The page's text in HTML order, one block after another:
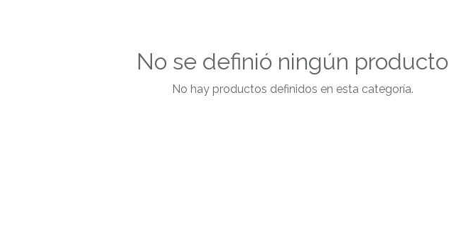
No se definió ningún producto
No hay productos definidos en esta categoría.